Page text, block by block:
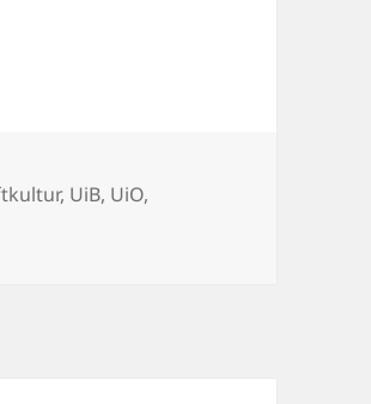
6. juni 2018
, UiB, UiO,
for skriftkultur, 6. juni 2018